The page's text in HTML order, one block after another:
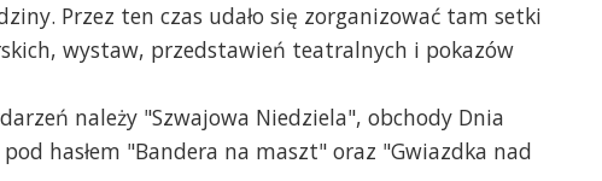
Przez ten czas udało się zorganizować tam setki
wystaw, przedstawień teatralnych i pokazów
należy "Szwajowa Niedziela", obchody Dnia
hasłem "Bandera na maszt" oraz "Gwiazdka nad